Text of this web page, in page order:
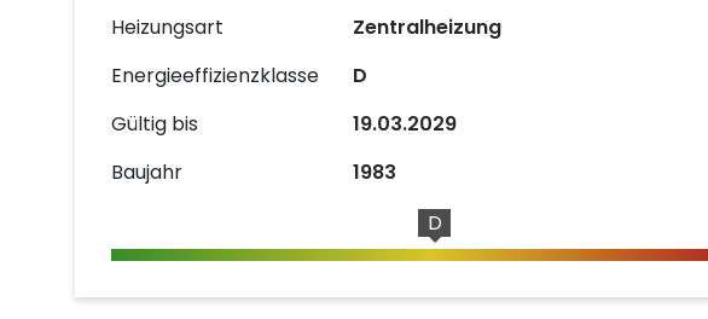
Heizungsart
Zentralheizung
Energieeffizienzklasse
D
Gültig bis
19.03.2029
Baujahr
1983
D